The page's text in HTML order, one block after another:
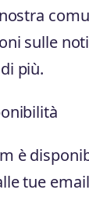
sulle
più.
è
tue